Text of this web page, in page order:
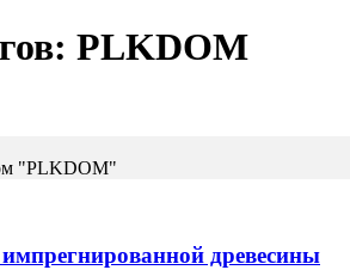
PLKDOM
"PLKDOM"
древесины